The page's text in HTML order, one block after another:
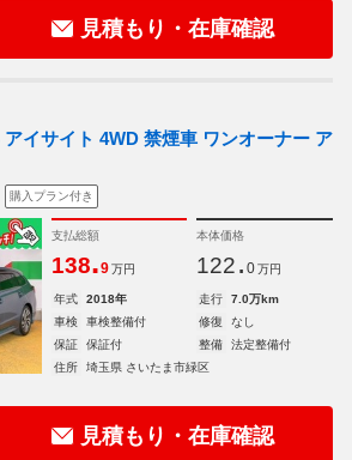
見積もり・在庫確認
アイサイト 4WD 禁煙車 ワンオーナー ア
購入プラン付き
支払総額
138.9 万円
本体価格
122. 0 万円
年式 2018年 走行
7.0万km
車検
車検整備付 修復
なし
保証
保証付 整備
法定整備付
住所
埼玉県 さいたま市緑区
見積もり・在庫確認